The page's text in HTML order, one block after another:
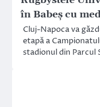
în Babeș cu
Cluj-Napoca va
etapă a
stadionul din Parcul